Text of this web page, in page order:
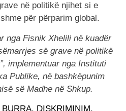
në politikë njihet si e
për përparim global.
nga Fisnik Xhelili në kuadër
së grave në politikë
implementuar nga Instituti
Publike, në bashkëpunim
së Madhe në Shkup.
BURRA, DISKRIMINIM,